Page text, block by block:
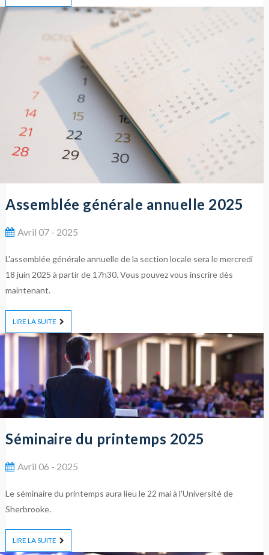
Assemblée générale annuelle 2025
Avril 07 - 2025
L'assemblée générale annuelle de la section locale sera le mercredi
18 juin 2025 à partir de 17h30. Vous pouvez vous inscrire dès
maintenant.
LIRE LA SUITE
Séminaire du printemps 2025
Avril 06 - 2025
Le séminaire du printemps aura lieu le 22 mai à l'Université de
Sherbrooke.
LIRE LA SUITE